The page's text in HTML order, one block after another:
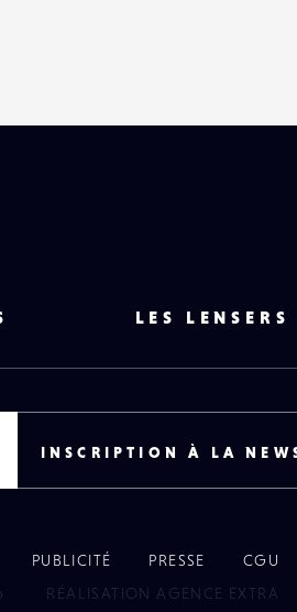
LES LENSERS
INSCRIPTION À LA
PUBLICITÉ PRESSE
CGU
RÉALISATION AGENCE EXTRA